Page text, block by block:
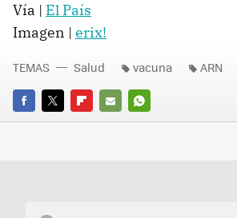
Vía | El País
Imagen | erix!
FACEBOOK
TWITTERFLIPBOARD
E-
WHATSAPP
TEMAS Salud vacuna ARN